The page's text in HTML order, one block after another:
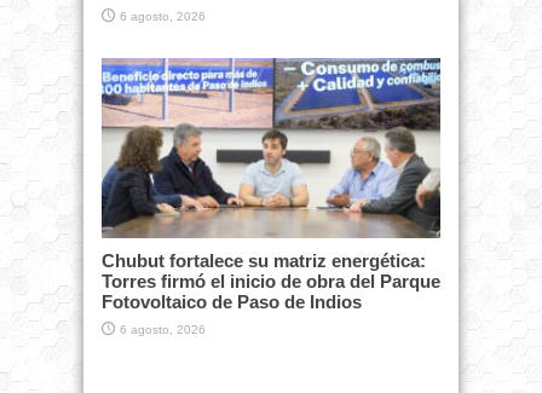
6 agosto, 2026
Chubut fortalece su matriz energética:
Torres firmó el inicio de obra del Parque
Fotovoltaico de Paso de Indios
6 agosto, 2026